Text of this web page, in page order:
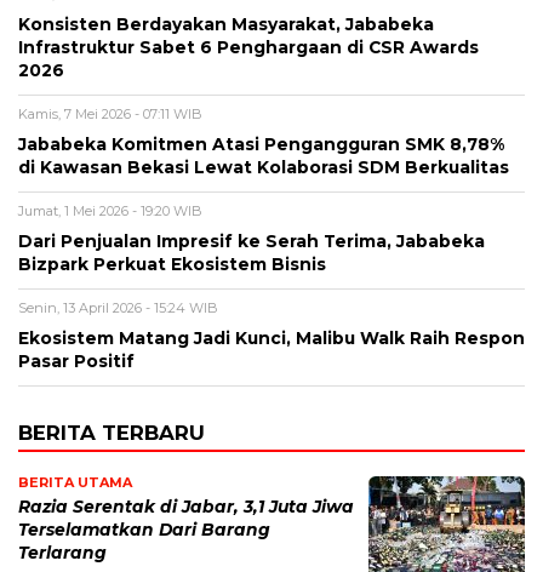
Konsisten Berdayakan Masyarakat, Jababeka
Infrastruktur Sabet 6 Penghargaan di CSR Awards
2026
Kamis, 7 Mei 2026 - 07:11 WIB
Jababeka Komitmen Atasi Pengangguran SMK 8,78%
di Kawasan Bekasi Lewat Kolaborasi SDM Berkualitas
Jumat, 1 Mei 2026 - 19:20 WIB
Dari Penjualan Impresif ke Serah Terima, Jababeka
Bizpark Perkuat Ekosistem Bisnis
Senin, 13 April 2026 - 15:24 WIB
Ekosistem Matang Jadi Kunci, Malibu Walk Raih Respon
Pasar Positif
BERITA TERBARU
BERITA UTAMA
Razia Serentak di Jabar, 3,1 Juta Jiwa
Terselamatkan Dari Barang
Terlarang